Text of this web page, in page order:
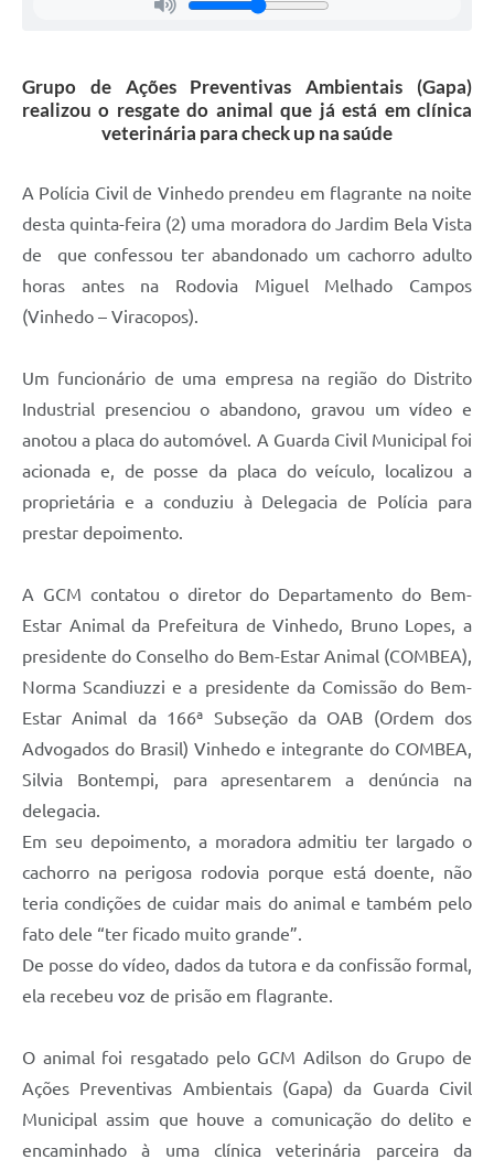
Listagem dos CEPs de Vinhedo
Acesso à Informação
Associação dos Servidores Públicos Municipais de
Audiências Públicas
Arquivos para Download
Galeria de Vídeos
Contas Públicas
Legislação
Serviços Online
Grupo de Ações Preventivas Ambientais (Gapa)
realizou o resgate do animal que já está em clínica
veterinária para check up na saúde
A Polícia Civil de Vinhedo prendeu em flagrante na noite
desta quinta-feira (2) uma moradora do Jardim Bela Vista
de que confessou ter abandonado um cachorro adulto
horas antes na Rodovia Miguel Melhado Campos
(Vinhedo – Viracopos).
Um funcionário de uma empresa na região do Distrito
Industrial presenciou o abandono, gravou um vídeo e
anotou a placa do automóvel. A Guarda Civil Municipal foi
acionada e, de posse da placa do veículo, localizou a
proprietária e a conduziu à Delegacia de Polícia para
prestar depoimento.
A GCM contatou o diretor do Departamento do Bem-
Estar Animal da Prefeitura de Vinhedo, Bruno Lopes, a
presidente do Conselho do Bem-Estar Animal (COMBEA),
Norma Scandiuzzi e a presidente da Comissão do Bem-
Estar Animal da 166ª Subseção da OAB (Ordem dos
Advogados do Brasil) Vinhedo e integrante do COMBEA,
Silvia Bontempi, para apresentarem a denúncia na
delegacia.
Em seu depoimento, a moradora admitiu ter largado o
cachorro na perigosa rodovia porque está doente, não
teria condições de cuidar mais do animal e também pelo
fato dele “ter ficado muito grande”.
De posse do vídeo, dados da tutora e da confissão formal,
ela recebeu voz de prisão em flagrante.
O animal foi resgatado pelo GCM Adilson do Grupo de
Ações Preventivas Ambientais (Gapa) da Guarda Civil
Municipal assim que houve a comunicação do delito e
encaminhado à uma clínica veterinária parceira da